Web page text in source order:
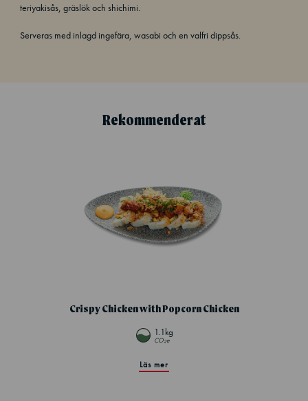
teriyakisås, gräslök och shichimi.
Serveras med inlagd ingefära, wasabi och en valfri dippsås.
Rekommenderat
Crispy Chicken with Popcorn Chicken
1.1kg
CO2e
Läs mer